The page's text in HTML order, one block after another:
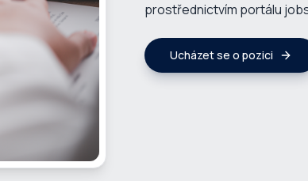
prostřednictvím portálu
Ucházet se o pozici